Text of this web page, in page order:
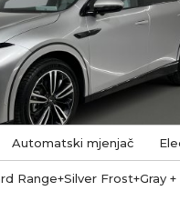
Automatski mjenjač
Range+Silver Frost+Gray +